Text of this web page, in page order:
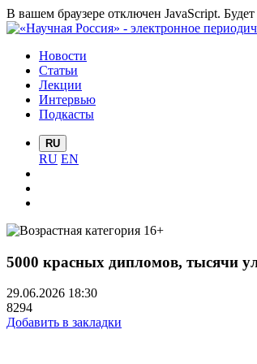
В вашем браузере отключен JavaScript.
Новости
Статьи
Лекции
Интервью
Подкасты
RU
RU EN
5000 красных дипломов, тысячи
29.06.2026 18:30
8294
Добавить в закладки